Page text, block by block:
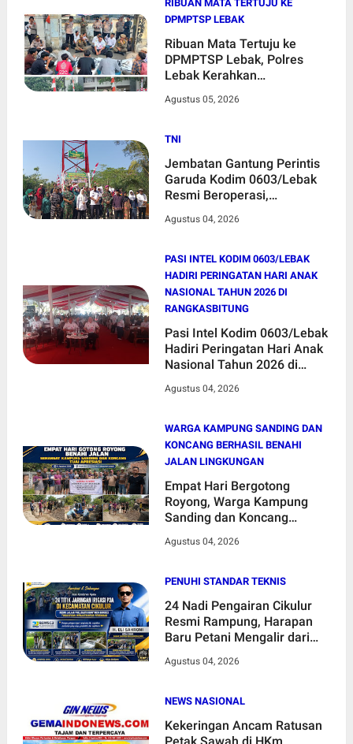
RIBUAN MATA TERTUJU KE
DPMPTSP LEBAK
Ribuan Mata Tertuju ke
DPMPTSP Lebak, Polres
Lebak Kerahkan
Kawal Aksi BMAP
Agustus 05, 2026
TNI
Jembatan Gantung Perintis
Garuda Kodim 0603/Lebak
Resmi Beroperasi,
Desa Wanasalam
Agustus 04, 2026
PASI INTEL KODIM 0603/LEBAK
HADIRI PERINGATAN HARI ANAK
NASIONAL TAHUN 2026 DI
RANGKASBITUNG
Pasi Intel Kodim 0603/Lebak
Hadiri Peringatan Hari Anak
Nasional Tahun 2026 di
Agustus 04, 2026
WARGA KAMPUNG SANDING DAN
KONCANG BERHASIL BENAHI
JALAN LINGKUNGAN
Empat Hari Bergotong
Royong, Warga Kampung
Sanding dan Koncang
Lingkungan
Agustus 04, 2026
PENUHI STANDAR TEKNIS
24 Nadi Pengairan Cikulur
Resmi Rampung, Harapan
Baru Petani Mengalir dari
Agustus 04, 2026
NEWS NASIONAL
Kekeringan Ancam Ratusan